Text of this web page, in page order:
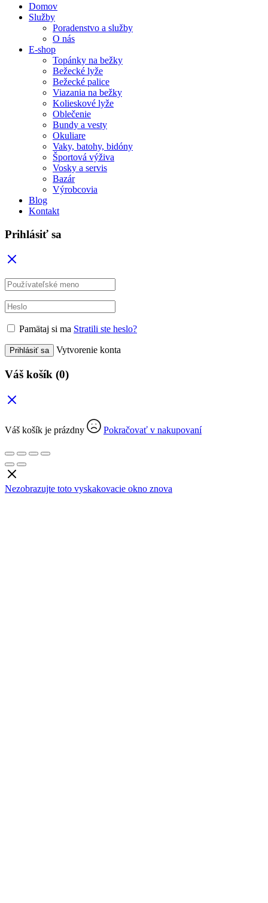
Domov
Služby
Poradenstvo a služby
O nás
E-shop
Topánky na bežky
Bežecké lyže
Bežecké palice
Viazania na bežky
Kolieskové lyže
Oblečenie
Bundy a vesty
Okuliare
Vaky, batohy, bidóny
Športová výživa
Vosky a servis
Bazár
Výrobcovia
Blog
Kontakt
Prihlásiť sa
Pamätaj si ma Stratili ste heslo?
Prihlásiť sa Vytvorenie konta
Váš košík (0)
Váš košík je prázdny Pokračovať v nakupovaní
Nezobrazujte toto vyskakovacie okno znova